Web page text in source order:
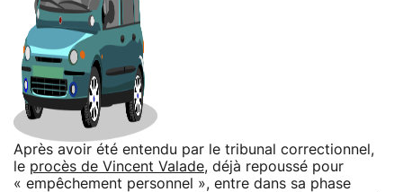
Après avoir été entendu par le tribunal correctionnel,
le procès de Vincent Valade, déjà repoussé pour
« empêchement personnel », entre dans sa phase